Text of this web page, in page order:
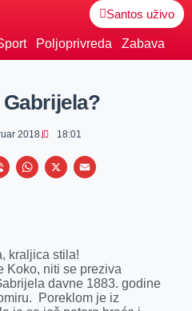
Santos uživo
Poljoprivreda Zabava
2018. 18:01
V
r
W
s
A
p
X
E
kraljica stila!
Koko, niti se preziva
davne 1883. godine
Poreklom je iz